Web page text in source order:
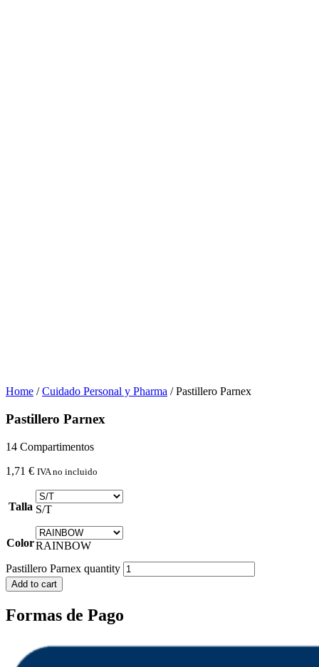
Home /Cuidado Personal y Pharma / Pastillero Parnex
Pastillero Parnex
14 Compartimentos
1,71 € IVA no incluido
Talla S/T
ColorRAINBOW
Pastillero Parnex quantity
Add to cart
Formas de Pago